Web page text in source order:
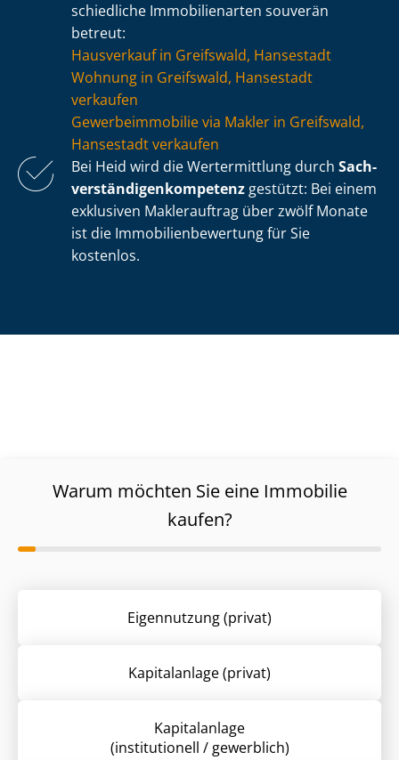
schied­li­che Immobilienarten souverän
betreut:
Hausverkauf in Greifswald, Hansestadt
Wohnung in Greifswald, Hansestadt
verkaufen
Ge­wer­be­im­mo­bi­lie via Makler in Greifswald,
Hansestadt verkaufen
Bei Heid wird die Wertermittlung durch Sach­
ver­stän­di­gen­kom­pe­tenz gestützt: Bei einem
exklusiven Maklerauftrag über zwölf Monate
ist die Im­mo­bi­li­en­be­wer­tung für Sie
kostenlos.
Warum möchten Sie eine Immobilie
kaufen?
Eigennutzung (privat)
Kapitalanlage (privat)
Kapitalanlage
(institutionell / gewerblich)